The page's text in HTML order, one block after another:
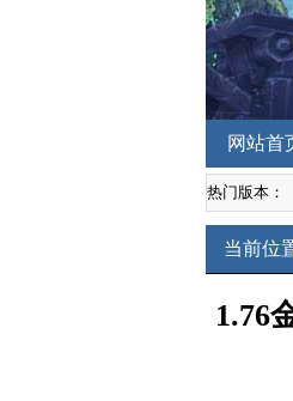
网站首
热门版本：
当前位
1.76